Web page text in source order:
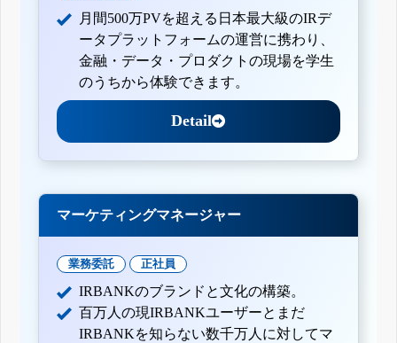
月間500万PVを超える日本最大級のIRデ
ータプラットフォームの運営に携わり、
金融・データ・プロダクトの現場を学生
のうちから体験できます。
Detail
マーケティングマネージャー
業務委託 正社員
IRBANKのブランドと文化の構築。
百万人の現IRBANKユーザーとまだ
IRBANKを知らない数千万人に対してマ